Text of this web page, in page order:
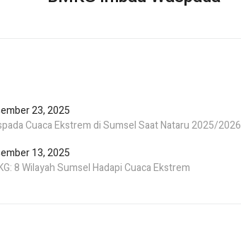
23, 2025
Cuaca Ekstrem di Sumsel Saat Nataru 2025/2026
13, 2025
8 Wilayah Sumsel Hadapi Cuaca Ekstrem